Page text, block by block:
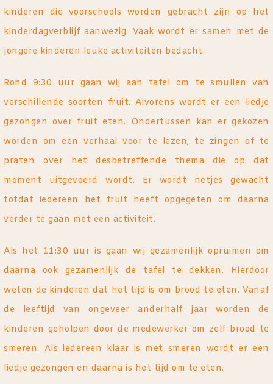
kinderen die voorschools worden gebracht zijn op het
kinderdagverblijf aanwezig. Vaak wordt er samen met de
jongere kinderen leuke activiteiten bedacht.
Rond 9:30 uur gaan wij aan tafel om te smullen van
verschillende soorten fruit. Alvorens wordt er een liedje
gezongen over fruit eten. Ondertussen kan er gekozen
worden om een verhaal voor te lezen, te zingen of te
praten over het desbetreffende thema die op dat
moment uitgevoerd wordt. Er wordt netjes gewacht
totdat iedereen het fruit heeft opgegeten om daarna
verder te gaan met een activiteit.
Als het 11:30 uur is gaan wij gezamenlijk opruimen om
daarna ook gezamenlijk de tafel te dekken. Hierdoor
weten de kinderen dat het tijd is om brood te eten. Vanaf
de leeftijd van ongeveer anderhalf jaar worden de
kinderen geholpen door de medewerker om zelf brood te
smeren. Als iedereen klaar is met smeren wordt er een
liedje gezongen en daarna is het tijd om te eten.